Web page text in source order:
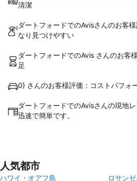
清潔
ダートフォードでのAvisさんのお客
なり見つけやすい
ダートフォードでのAvis さんのお客
足
0} さんのお客様評価：コストパフォ
ダートフォードでのAvisさんの現地
迅速で簡単です。
人気都市
ハワイ・オアフ島
ロサン